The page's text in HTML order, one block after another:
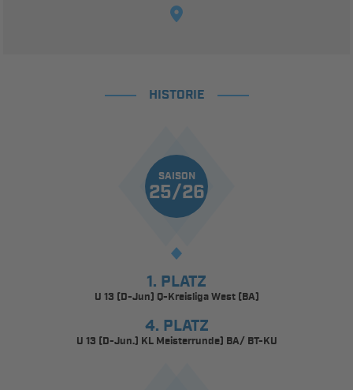
HISTORIE
SAISON
25/26
1. PLATZ
U 13 (D-Jun) Q-Kreisliga West (BA)
4. PLATZ
U 13 (D-Jun.) KL Meisterrunde) BA/ BT-KU